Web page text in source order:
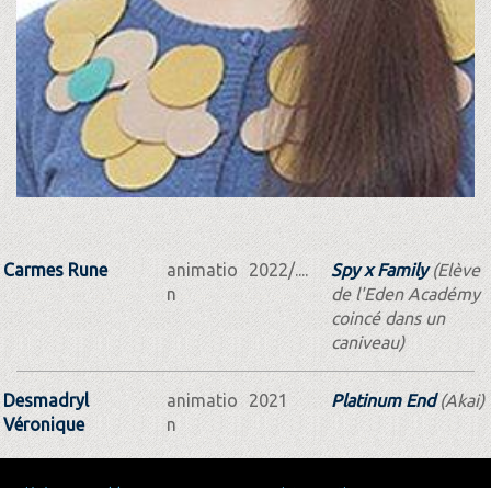
Carmes Rune
animatio
n
2022/.... Spy x Family(Elève
de l'Eden Académy
coincé dans un
caniveau)
Desmadryl
Véronique
animatio
n
2021 Platinum End(Akai)